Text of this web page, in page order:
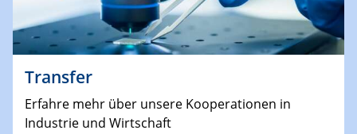
Transfer
Erfahre mehr über unsere Kooperationen in
Industrie und Wirtschaft